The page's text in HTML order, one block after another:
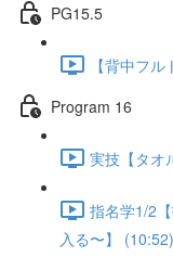
PG15.5
【背中フ
Program 16
実技【タオ
指名学1/2
入る〜】 (10:52)